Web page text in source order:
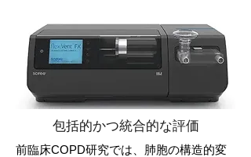
包括的かつ統合的な評価
前臨床COPD研究では、肺胞の構造的変